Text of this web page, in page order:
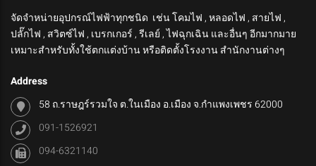
จัดจำหน่ายอุปกรณ์ไฟฟ้าทุกชนิด เช่น โคมไฟ , หลอดไฟ , สายไฟ ,
ปลั๊กไฟ , สวิตซ์ไฟ , เบรกเกอร์ , รีเลย์ , ไฟฉุกเฉิน และอื่นๆ อีกมากมาย
เหมาะสำหรับทั้งใช้ตกแต่งบ้าน หรือติดตั้งโรงงาน สำนักงานต่างๆ
Address
58 ถ.ราษฎร์รวมใจ ต.ในเมือง อ.เมือง จ.กำแพงเพชร 62000
091-1526921
094-6321140